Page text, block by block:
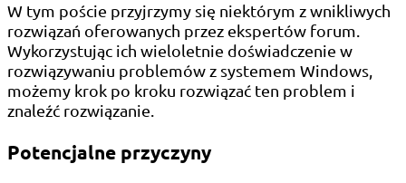
W tym poście przyjrzymy się niektórym z wnikliwych
rozwiązań oferowanych przez ekspertów forum.
Wykorzystując ich wieloletnie doświadczenie w
rozwiązywaniu problemów z systemem Windows,
możemy krok po kroku rozwiązać ten problem i
znaleźć rozwiązanie.
Potencjalne przyczyny